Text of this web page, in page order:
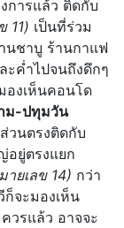
การแล้ว ติดกับ
11) เป็นที่ร่วม
นชาบู ร้านกาแฟ
ะค่ำไปจนถึงดึกๆ
องเห็นคอนโด
ม-ปทุมวัน
วนตรงติดกับ
อยู่ตรงแยก
ายเลข 14) กว่า
ก็จะมองเห็น
วรแล้ว อาจจะ